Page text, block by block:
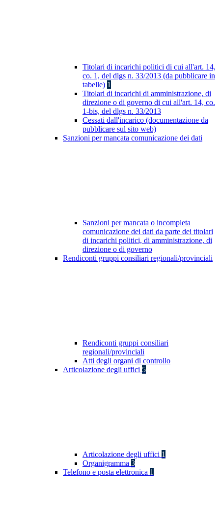
Titolari di incarichi politici di cui all'art. 14,
co. 1, del dlgs n. 33/2013 (da pubblicare in
tabelle) 1
Titolari di incarichi di amministrazione, di
direzione o di governo di cui all'art. 14, co.
1-bis, del dlgs n. 33/2013
Cessati dall'incarico (documentazione da
pubblicare sul sito web)
Sanzioni per mancata comunicazione dei dati
Sanzioni per mancata o incompleta
comunicazione dei dati da parte dei titolari
di incarichi politici, di amministrazione, di
direzione o di governo
Rendiconti gruppi consiliari regionali/provinciali
Rendiconti gruppi consiliari
regionali/provinciali
Atti degli organi di controllo
Articolazione degli uffici 5
Articolazione degli uffici 1
Organigramma 3
Telefono e posta elettronica 1